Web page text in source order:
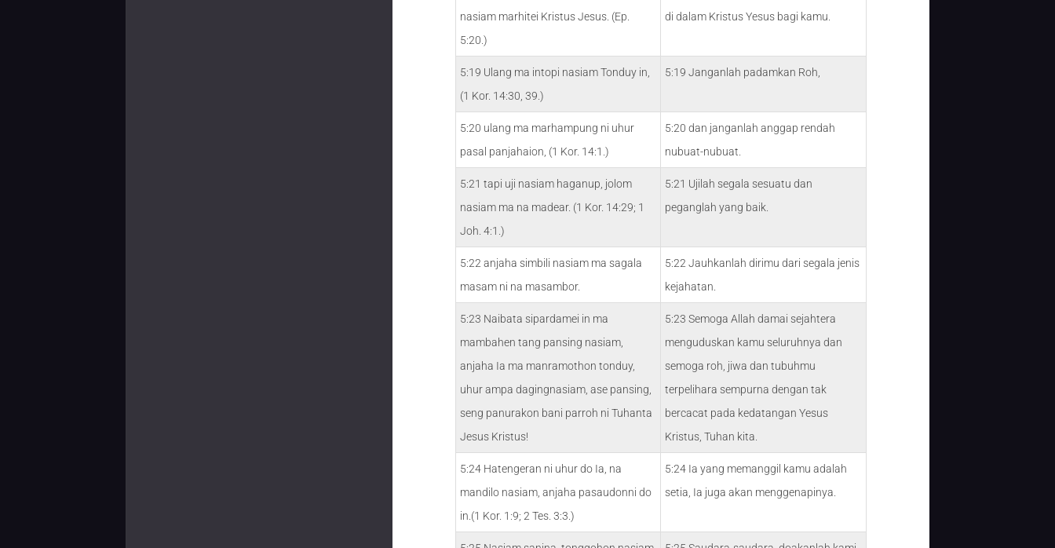
nasiam marhitei Kristus Jesus. (Ep.
5:20.)
di dalam Kristus Yesus bagi kamu.
5:19 Ulang ma intopi nasiam Tonduy in,
(1 Kor. 14:30, 39.)
5:19 Janganlah padamkan Roh,
5:20 ulang ma marhampung ni uhur
pasal panjahaion, (1 Kor. 14:1.)
5:20 dan janganlah anggap rendah
nubuat-nubuat.
5:21 tapi uji nasiam haganup, jolom
nasiam ma na madear. (1 Kor. 14:29; 1
Joh. 4:1.)
5:21 Ujilah segala sesuatu dan
peganglah yang baik.
5:22 anjaha simbili nasiam ma sagala
masam ni na masambor.
5:22 Jauhkanlah dirimu dari segala jenis
kejahatan.
5:23 Naibata sipardamei in ma
mambahen tang pansing nasiam,
anjaha Ia ma manramothon tonduy,
uhur ampa dagingnasiam, ase pansing,
seng panurakon bani parroh ni Tuhanta
Jesus Kristus!
5:23 Semoga Allah damai sejahtera
menguduskan kamu seluruhnya dan
semoga roh, jiwa dan tubuhmu
terpelihara sempurna dengan tak
bercacat pada kedatangan Yesus
Kristus, Tuhan kita.
5:24 Hatengeran ni uhur do Ia, na
mandilo nasiam, anjaha pasaudonni do
in.(1 Kor. 1:9; 2 Tes. 3:3.)
5:24 Ia yang memanggil kamu adalah
setia, Ia juga akan menggenapinya.